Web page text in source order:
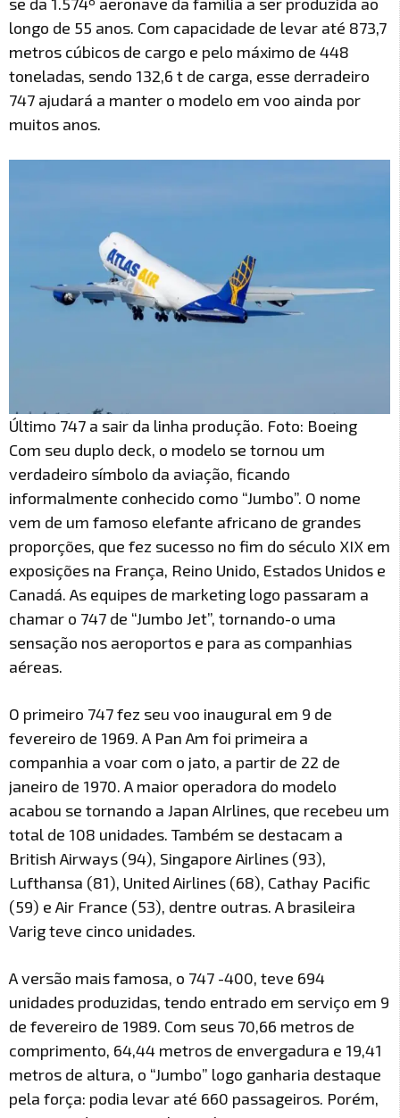
longo de 55 anos. Com capacidade de levar até 873,7
metros cúbicos de cargo e pelo máximo de 448
toneladas, sendo 132,6 t de carga, esse derradeiro
747 ajudará a manter o modelo em voo ainda por
muitos anos.
Último 747 a sair da linha produção. Foto: Boeing
Com seu duplo deck, o modelo se tornou um
verdadeiro símbolo da aviação, ficando
informalmente conhecido como “Jumbo”. O nome
vem de um famoso elefante africano de grandes
proporções, que fez sucesso no fim do século XIX em
exposições na França, Reino Unido, Estados Unidos e
Canadá. As equipes de marketing logo passaram a
chamar o 747 de “Jumbo Jet”, tornando-o uma
sensação nos aeroportos e para as companhias
aéreas.
O primeiro 747 fez seu voo inaugural em 9 de
fevereiro de 1969. A Pan Am foi primeira a
companhia a voar com o jato, a partir de 22 de
janeiro de 1970. A maior operadora do modelo
acabou se tornando a Japan AIrlines, que recebeu um
total de 108 unidades. Também se destacam a
British Airways (94), Singapore Airlines (93),
Lufthansa (81), United Airlines (68), Cathay Pacific
(59) e Air France (53), dentre outras. A brasileira
Varig teve cinco unidades.
A versão mais famosa, o 747 -400, teve 694
unidades produzidas, tendo entrado em serviço em 9
de fevereiro de 1989. Com seus 70,66 metros de
comprimento, 64,44 metros de envergadura e 19,41
metros de altura, o “Jumbo” logo ganharia destaque
pela força: podia levar até 660 passageiros. Porém,